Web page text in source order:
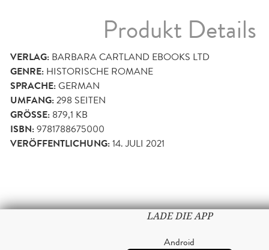
Produkt Details
VERLAG: BARBARA CARTLAND EBOOKS LTD
GENRE: HISTORISCHE ROMANE
SPRACHE:GERMAN
UMFANG:298 SEITEN
GRÖSSE: 879,1 KB
ISBN:9781788675000
VERÖFFENTLICHUNG:14. JULI 2021
LADE DIE APP
Android